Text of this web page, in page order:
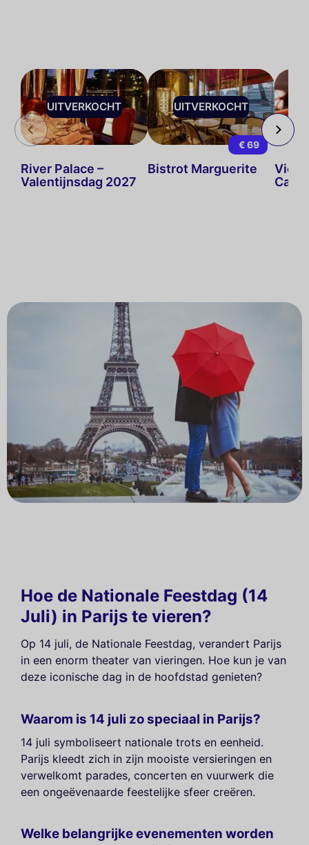
UITVERKOCHT
River Palace –
Valentijnsdag 2027
UITVERKOCHT
€ 69
Bistrot Marguerite
Vier
Café
Hoe de Nationale Feestdag (14
Juli) in Parijs te vieren?
Op 14 juli, de Nationale Feestdag, verandert Parijs
in een enorm theater van vieringen. Hoe kun je van
deze iconische dag in de hoofdstad genieten?
Waarom is 14 juli zo speciaal in Parijs?
14 juli symboliseert nationale trots en eenheid.
Parijs kleedt zich in zijn mooiste versieringen en
verwelkomt parades, concerten en vuurwerk die
een ongeëvenaarde feestelijke sfeer creëren.
Welke belangrijke evenementen worden